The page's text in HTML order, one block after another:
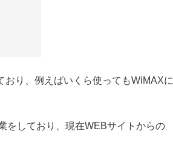
り、例えばいくら使ってもWiMAXに
をしており、現在WEBサイトからの